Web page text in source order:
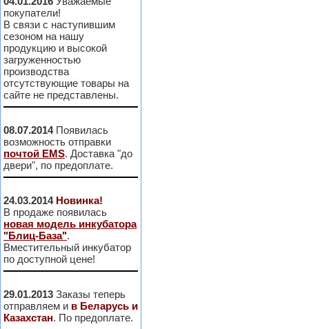
покупатели!
В связи с наступившим
сезоном на нашу
продукцию и высокой
загруженностью
производства
отсутствующие товары на
сайте не представлены.
08.07.2014Появилась
возможность отправки
почтой EMS. Доставка "до
двери", по предоплате.
24.03.2014 Новинка!
В продаже появилась
новая модель инкубатора
"Блиц-База".
Вместительный инкубатор
по доступной цене!
29.01.2013 Заказы теперь
отправляем и в Беларусь и
Казахстан. По предоплате.